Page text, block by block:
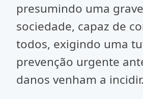
presumindo uma
sociedade, capaz de
todos, exigindo uma
prevenção urgente
danos venham a incidir.